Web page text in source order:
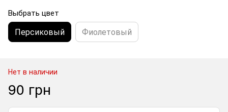
Выбрать цвет
Персиковый Фиолетовый
Нет в наличии
90 грн